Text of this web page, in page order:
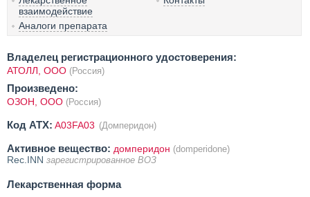
взаимодействие
Аналоги препарата
Владелец регистрационного удостоверения:
АТОЛЛ, ООО (Россия)
Произведено:
ОЗОН, ООО (Россия)
Код ATX: A03FA03 (Домперидон)
Активное вещество: домперидон (domperidone)
Rec.INN зарегистрированное ВОЗ
Лекарственная форма